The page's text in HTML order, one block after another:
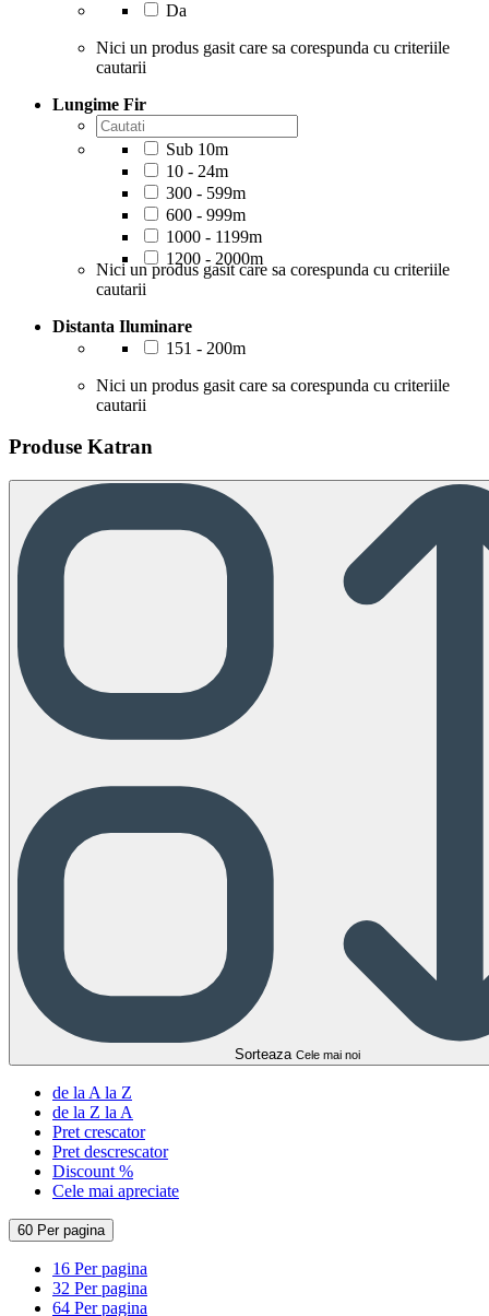
Da
Nici un produs gasit care sa corespunda cu criteriile
cautarii
Lungime Fir
Sub 10m
10 - 24m
300 - 599m
600 - 999m
1000 - 1199m
1200 - 2000m
Nici un produs gasit care sa corespunda cu criteriile
cautarii
Distanta Iluminare
151 - 200m
Nici un produs gasit care sa corespunda cu criteriile
cautarii
Produse Katran
Sorteaza Cele mai noi
de la A la Z
de la Z la A
Pret crescator
Pret descrescator
Discount %
Cele mai apreciate
60 Per pagina
16 Per pagina
32 Per pagina
64 Per pagina